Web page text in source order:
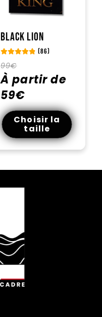
Black Lion
(86)
Prix
habituel
99€
promotionnel
À partir de
59€
Choisir la
taille